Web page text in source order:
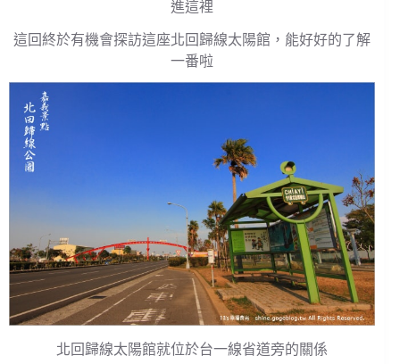
進這裡
這回終於有機會探訪這座北回歸線太陽館，能好好的了解
一番啦
北回歸線太陽館就位於台一線省道旁的關係